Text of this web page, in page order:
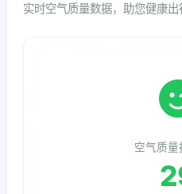
实时空气质量数据，助您健康出
空气质量